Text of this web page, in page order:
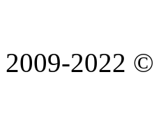
2009-2022 ©